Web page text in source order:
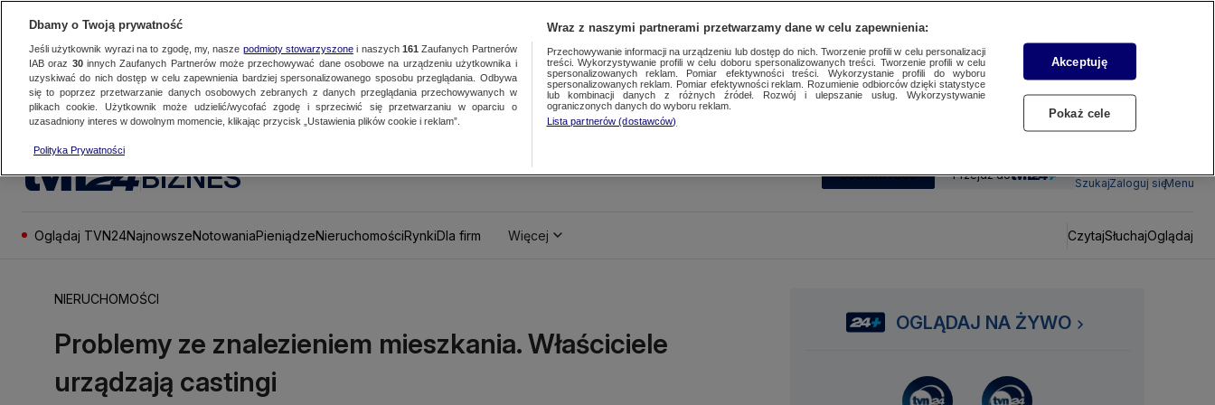
BIZNES SUBSKRYBUJ Przejdź do
SzukajZaloguj sięMenu
Oglądaj TVN24NajnowszeNotowaniaPieniądzeNieruchomościRynkiDla firm Więcej CzytajSłuchajOglądaj
NIERUCHOMOŚCI
Problemy ze znalezieniem mieszkania. Właściciele
urządzają castingi
OGLĄDAJ NA ŻYWO
Dbamy o Twoją prywatność
Jeśli użytkownik wyrazi na to zgodę, my, nasze podmioty stowarzyszonei naszych 161 Zaufanych Partnerów
IAB oraz 30innych Zaufanych Partnerów może przechowywać dane osobowe na urządzeniu użytkownika i
uzyskiwać do nich dostęp w celu zapewnienia bardziej spersonalizowanego sposobu przeglądania. Odbywa
się to poprzez przetwarzanie danych osobowych zebranych z danych przeglądania przechowywanych w
plikach cookie. Użytkownik może udzielić/wycofać zgodę i sprzeciwić się przetwarzaniu w oparciu o
uzasadniony interes w dowolnym momencie, klikając przycisk „Ustawienia plików cookie i reklam”.
Polityka Prywatności
Wraz z naszymi partnerami przetwarzamy dane w celu zapewnienia:
Przechowywanie informacji na urządzeniu lub dostęp do nich. Tworzenie profili w celu personalizacji
treści. Wykorzystywanie profili w celu doboru spersonalizowanych treści. Tworzenie profili w celu
spersonalizowanych reklam. Pomiar efektywności treści. Wykorzystanie profili do wyboru
spersonalizowanych reklam. Pomiar efektywności reklam. Rozumienie odbiorców dzięki statystyce
lub kombinacji danych z różnych źródeł. Rozwój i ulepszanie usług. Wykorzystywanie
ograniczonych danych do wyboru reklam.
Lista partnerów (dostawców)
Akceptuję
Pokaż cele